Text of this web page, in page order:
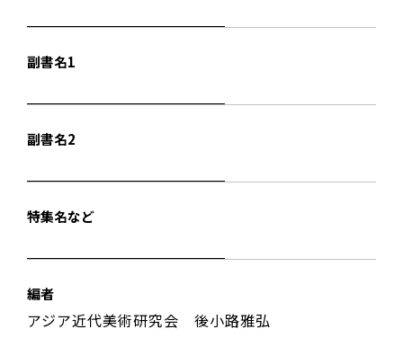
副書名1
副書名2
特集名など
編者
アジア近代美術研究会 後小路雅弘